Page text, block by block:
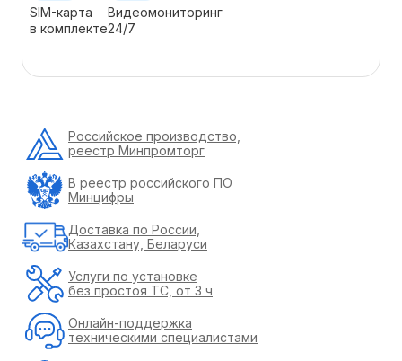
SIM-карта
в комплекте
Видеомониторинг
24/7
Российское производство,
реестр Минпромторг
В реестр российского ПО
Минцифры
Доставка по России,
Казахстану, Беларуси
Услуги по установке
без простоя ТС, от 3 ч
Онлайн-поддержка
техническими специалистами